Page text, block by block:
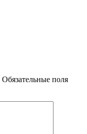
Обязательные поля